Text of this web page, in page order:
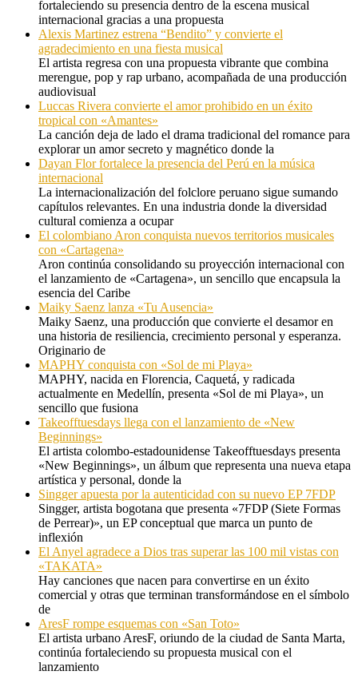
fortaleciendo su presencia dentro de la escena musical
internacional gracias a una propuesta
Alexis Martinez estrena “Bendito” y convierte el
agradecimiento en una fiesta musical
El artista regresa con una propuesta vibrante que combina
merengue, pop y rap urbano, acompañada de una producción
audiovisual
Luccas Rivera convierte el amor prohibido en un éxito
tropical con «Amantes»
La canción deja de lado el drama tradicional del romance para
explorar un amor secreto y magnético donde la
Dayan Flor fortalece la presencia del Perú en la música
internacional
La internacionalización del folclore peruano sigue sumando
capítulos relevantes. En una industria donde la diversidad
cultural comienza a ocupar
El colombiano Aron conquista nuevos territorios musicales
con «Cartagena»
Aron continúa consolidando su proyección internacional con
el lanzamiento de «Cartagena», un sencillo que encapsula la
esencia del Caribe
Maiky Saenz lanza «Tu Ausencia»
Maiky Saenz, una producción que convierte el desamor en
una historia de resiliencia, crecimiento personal y esperanza.
Originario de
MAPHY conquista con «Sol de mi Playa»
MAPHY, nacida en Florencia, Caquetá, y radicada
actualmente en Medellín, presenta «Sol de mi Playa», un
sencillo que fusiona
Takeofftuesdays llega con el lanzamiento de «New
Beginnings»
El artista colombo-estadounidense Takeofftuesdays presenta
«New Beginnings», un álbum que representa una nueva etapa
artística y personal, donde la
Singger apuesta por la autenticidad con su nuevo EP 7FDP
Singger, artista bogotana que presenta «7FDP (Siete Formas
de Perrear)», un EP conceptual que marca un punto de
inflexión
El Anyel agradece a Dios tras superar las 100 mil vistas con
«TAKATA»
Hay canciones que nacen para convertirse en un éxito
comercial y otras que terminan transformándose en el símbolo
de
AresF rompe esquemas con «San Toto»
El artista urbano AresF, oriundo de la ciudad de Santa Marta,
continúa fortaleciendo su propuesta musical con el
lanzamiento